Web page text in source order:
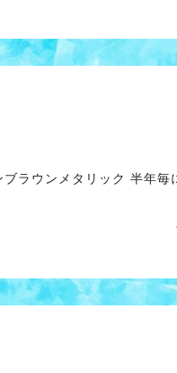
ウンメタリック 半年毎